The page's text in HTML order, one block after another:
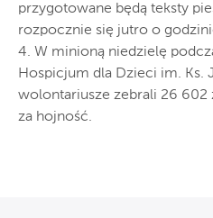
przygotowane będą teksty
rozpocznie się jutro o
4. W minioną niedzielę
Hospicjum dla Dzieci im. Ks.
wolontariusze zebrali 26 602
za hojność.